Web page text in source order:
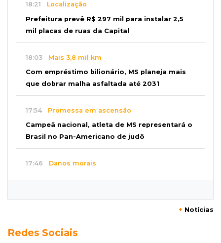
18:21 Localização
Prefeitura prevê R$ 297 mil para instalar 2,5
mil placas de ruas da Capital
18:03 Mais 3,8 mil km
Com empréstimo bilionário, MS planeja mais
que dobrar malha asfaltada até 2031
17:54 Promessa em ascensão
Campeã nacional, atleta de MS representará o
Brasil no Pan-Americano de judô
17:46 Danos morais
Velório de Luis Pedro Scalise será no Rubens
+ Notícias
Redes Sociais